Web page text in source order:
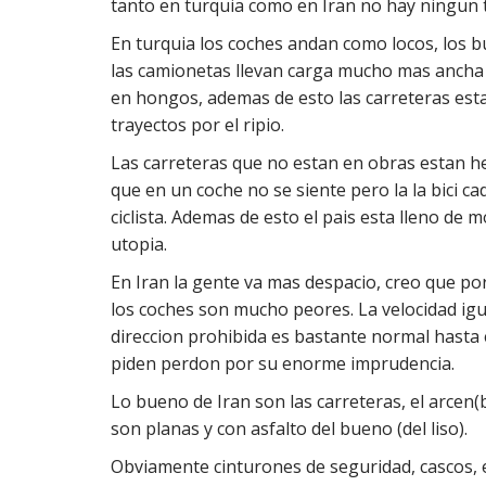
tanto en turquia como en Iran no hay ningun
En turquia los coches andan como locos, los
las camionetas llevan carga mucho mas
en hongos, ademas de esto las carreteras
trayectos por el ripio.
Las carreteras que no estan en obras estan
que en un coche no se siente pero la la bici
ciclista. Ademas de esto el pais esta lleno de
utopia.
En Iran la gente va mas despacio, creo que
los coches son mucho peores. La velocidad
direccion prohibida es bastante normal
piden perdon por su enorme imprudencia.
Lo bueno de Iran son las carreteras, el
son planas y con asfalto del bueno (del liso).
Obviamente cinturones de seguridad, cascos,